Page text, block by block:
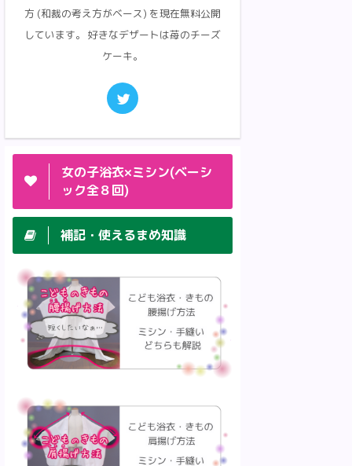
方 (和裁の考え方がベース) を現在無料公開
しています。 好きなデザートは苺のチーズ
ケーキ。
女の子浴衣×ミシン(ベーシ
ック全８回)
補記・使えるまめ知識